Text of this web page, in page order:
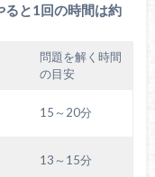
と1回の時間は約
問題を解く時間
の目安
15～20分
13～15分